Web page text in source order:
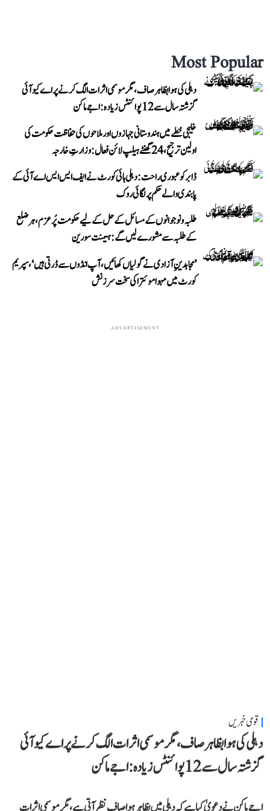
Most Popular
دہلی کی ہوا بظاہر صاف، مگر موسمی اثرات الگ کرنے پر اے کیو آئی
گزشتہ سال سے 12 پوائنٹس زیادہ: اجے ماکن
خلیجی خطے میں ہندوستانی جہازوں اور ملاحوں کی حفاظت حکومت کی
اولین ترجیح، 24 گھنٹے ہیلپ لائن فعال: وزارتِ خارجہ
ڈابر کو عبوری راحت: دہلی ہائی کورٹ نے ایف ایس ایس اے آئی کے
پابندی والے حکم پر لگائی روک
طلبہ و نوجوانوں کے مسائل کے حل کے لیے حکومت پُرعزم، ہر ضلع
کے طلبہ سے مشورے لیں گے: ہیمنت سورین
’مجاہدینِ آزادی نے گولیاں کھائیں، آپ انڈوں سے ڈرتی ہیں‘، سپریم
کورٹ میں مہوا موئترا کی سخت سرزنش
ADVERTISEMENT
قومی خبریں
دہلی کی ہوا بظاہر صاف، مگر موسمی اثرات الگ کرنے پر اے کیو آئی
گزشتہ سال سے 12 پوائنٹس زیادہ: اجے ماکن